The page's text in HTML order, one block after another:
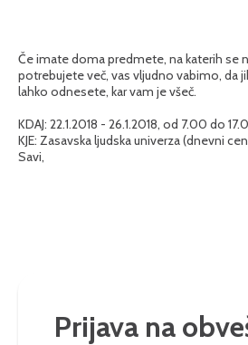
Če imate doma predmete, na katerih se
potrebujete več, vas vljudno vabimo, da
lahko odnesete, kar vam je všeč.
KDAJ: 22.1.2018 - 26.1.2018, od 7.00 do
KJE: Zasavska ljudska univerza (dnevni
Savi,
Prijava na